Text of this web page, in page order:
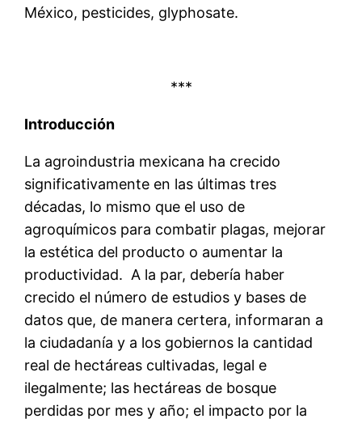
México, pesticides, glyphosate.
***
Introducción
La agroindustria mexicana ha crecido
significativamente en las últimas tres
décadas, lo mismo que el uso de
agroquímicos para combatir plagas, mejorar
la estética del producto o aumentar la
productividad. A la par, debería haber
crecido el número de estudios y bases de
datos que, de manera certera, informaran a
la ciudadanía y a los gobiernos la cantidad
real de hectáreas cultivadas, legal e
ilegalmente; las hectáreas de bosque
perdidas por mes y año; el impacto por la